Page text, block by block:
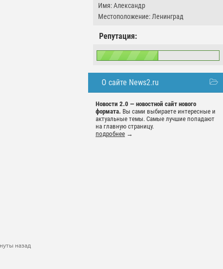
Имя: Александр
Местоположение: Ленинград
Репутация:
О сайте News2.ru
Новости 2.0 — новостной сайт нового
формата. Вы сами выбираете интересные и
актуальные темы. Самые лучшие попадают
на главную страницу.
подробнее →
назад